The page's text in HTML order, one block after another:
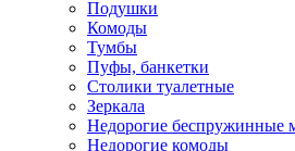
Подушки
Комоды
Тумбы
Пуфы, банкетки
Столики туалетные
Зеркала
Недорогие беспружинные
Недорогие комоды